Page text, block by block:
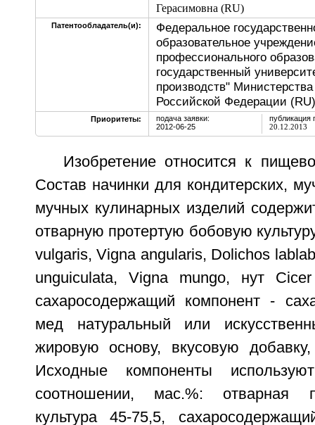
Герасимовна (RU)
Патентообладатель(и):
Федеральное
образовательное
профессионального
государственный
производств"
Российской Федерации (RU)
Приоритеты:
подача заявки:
2012-06-25
публикация
20.12.2013
Изобретение относится к
Состав начинки для кондитерских,
мучных кулинарных изделий
отварную протертую бобовую
vulgaris, Vigna angularis, Dolichos
unguiculata, Vigna mungo, нут
сахаросодержащий компонент -
мед натуральный или
жировую основу, вкусовую
Исходные компоненты
соотношении, мас.%: отварная
культура 45-75,5,